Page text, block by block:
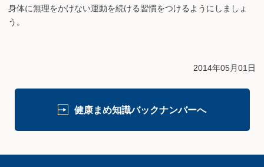
身体に無理をかけない運動を続ける習慣をつけるようにしましょ
う。
2014年05月01日
健康まめ知識バックナンバーへ